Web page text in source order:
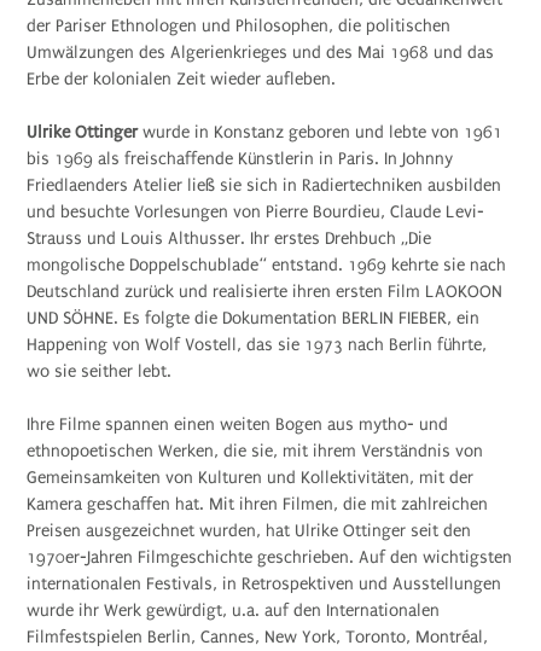
der Pariser Ethnologen und Philosophen, die politischen
Umwälzungen des Algerienkrieges und des Mai 1968 und das
Erbe der kolonialen Zeit wieder aufleben.
Ulrike Ottingerwurde in Konstanz geboren und lebte von 1961
bis 1969 als freischaffende Künstlerin in Paris. In Johnny
Friedlaenders Atelier ließ sie sich in Radiertechniken ausbilden
und besuchte Vorlesungen von Pierre Bourdieu, Claude Levi-
Strauss und Louis Althusser. Ihr erstes Drehbuch „Die
mongolische Doppelschublade“ entstand. 1969 kehrte sie nach
Deutschland zurück und realisierte ihren ersten Film LAOKOON
UND SÖHNE. Es folgte die Dokumentation BERLIN FIEBER, ein
Happening von Wolf Vostell, das sie 1973 nach Berlin führte,
wo sie seither lebt.
Ihre Filme spannen einen weiten Bogen aus mytho- und
ethnopoetischen Werken, die sie, mit ihrem Verständnis von
Gemeinsamkeiten von Kulturen und Kollektivitäten, mit der
Kamera geschaffen hat. Mit ihren Filmen, die mit zahlreichen
Preisen ausgezeichnet wurden, hat Ulrike Ottinger seit den
1970er-Jahren Filmgeschichte geschrieben. Auf den wichtigsten
internationalen Festivals, in Retrospektiven und Ausstellungen
wurde ihr Werk gewürdigt, u.a. auf den Internationalen
Filmfestspielen Berlin, Cannes, New York, Toronto, Montréal,